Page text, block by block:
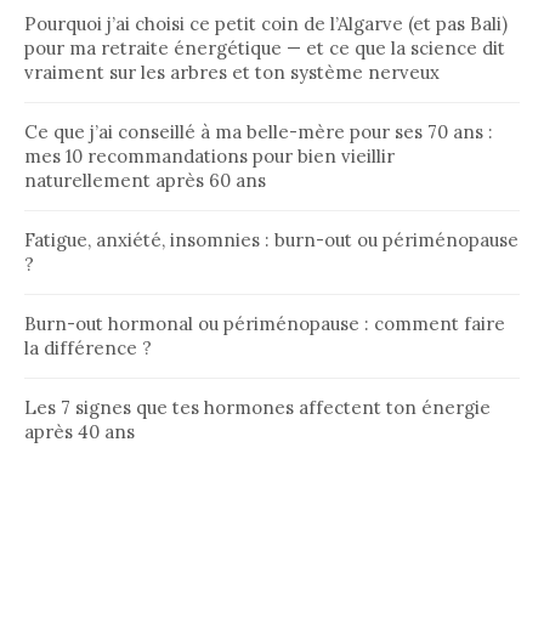
Pourquoi j’ai choisi ce petit coin de l’Algarve (et pas Bali)
pour ma retraite énergétique — et ce que la science dit
vraiment sur les arbres et ton système nerveux
Ce que j’ai conseillé à ma belle-mère pour ses 70 ans :
mes 10 recommandations pour bien vieillir
naturellement après 60 ans
Fatigue, anxiété, insomnies : burn-out ou périménopause
?
Burn-out hormonal ou périménopause : comment faire
la différence ?
Les 7 signes que tes hormones affectent ton énergie
après 40 ans